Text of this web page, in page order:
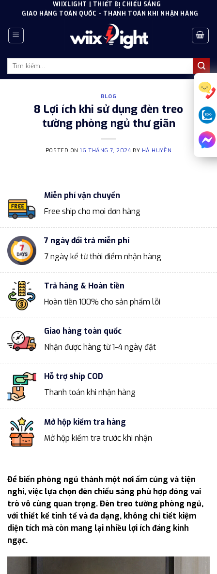
content
WIIXLIGHT | THIẾT BỊ CHIẾU SÁNG
GIAO HÀNG TOÀN QUỐC - THANH TOÁN KHI NHẬN HÀNG
Tìm
BLOG
8 Lợi ích khi sử dụng đèn treo
tường phòng ngủ thư giãn
POSTED ON16 THÁNG 7, 2024 BY HÀ HUYỀN
Miễn phí vận chuyển
Free ship cho mọi đơn hàng
7 ngày đổi trả miễn phí
7 ngày kể từ thời điểm nhận hàng
Trả hàng & Hoàn tiền
Hoàn tiền 100% cho sản phẩm lỗi
Giao hàng toàn quốc
Nhận được hàng từ 1-4 ngày đặt
Hỗ trợ ship COD
Thanh toán khi nhận hàng
Mở hộp kiểm tra hàng
Mở hộp kiểm tra trước khi nhận
Để biến phòng ngủ thành một nơi ấm cúng và tiện
nghi, việc lựa chọn đèn chiếu sáng phù hợp đóng vai
trò vô cùng quan trọng. Đèn treo tường phòng ngủ,
với thiết kế tinh tế và đa dạng, không chỉ tiết kiệm
diện tích mà còn mang lại nhiều lợi ích đáng kinh
ngạc.